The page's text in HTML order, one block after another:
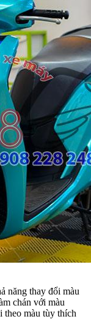
năng thay đổi màu
chán với màu
theo màu tùy thích